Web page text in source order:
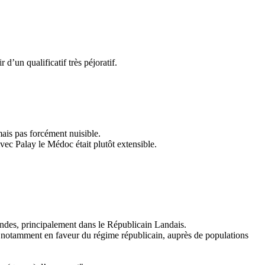
d’un qualificatif très péjoratif.
pas forcément nuisible.
Palay le Médoc était plutôt extensible.
principalement dans le Républicain Landais.
en faveur du régime républicain, auprès de populations